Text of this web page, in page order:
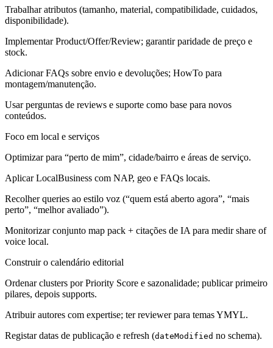
Trabalhar atributos (tamanho, material, compatibilidade, cuidados,
disponibilidade).
Implementar Product/Offer/Review; garantir paridade de preço e
stock.
Adicionar FAQs sobre envio e devoluções; HowTo para
montagem/manutenção.
Usar perguntas de reviews e suporte como base para novos
conteúdos.
Foco em local e serviços
Optimizar para “perto de mim”, cidade/bairro e áreas de serviço.
Aplicar LocalBusiness com NAP, geo e FAQs locais.
Recolher queries ao estilo voz (“quem está aberto agora”, “mais
perto”, “melhor avaliado”).
Monitorizar conjunto map pack + citações de IA para medir share of
voice local.
Construir o calendário editorial
Ordenar clusters por Priority Score e sazonalidade; publicar primeiro
pilares, depois supports.
Atribuir autores com expertise; ter reviewer para temas YMYL.
Registar datas de publicação e refresh (dateModified no schema).